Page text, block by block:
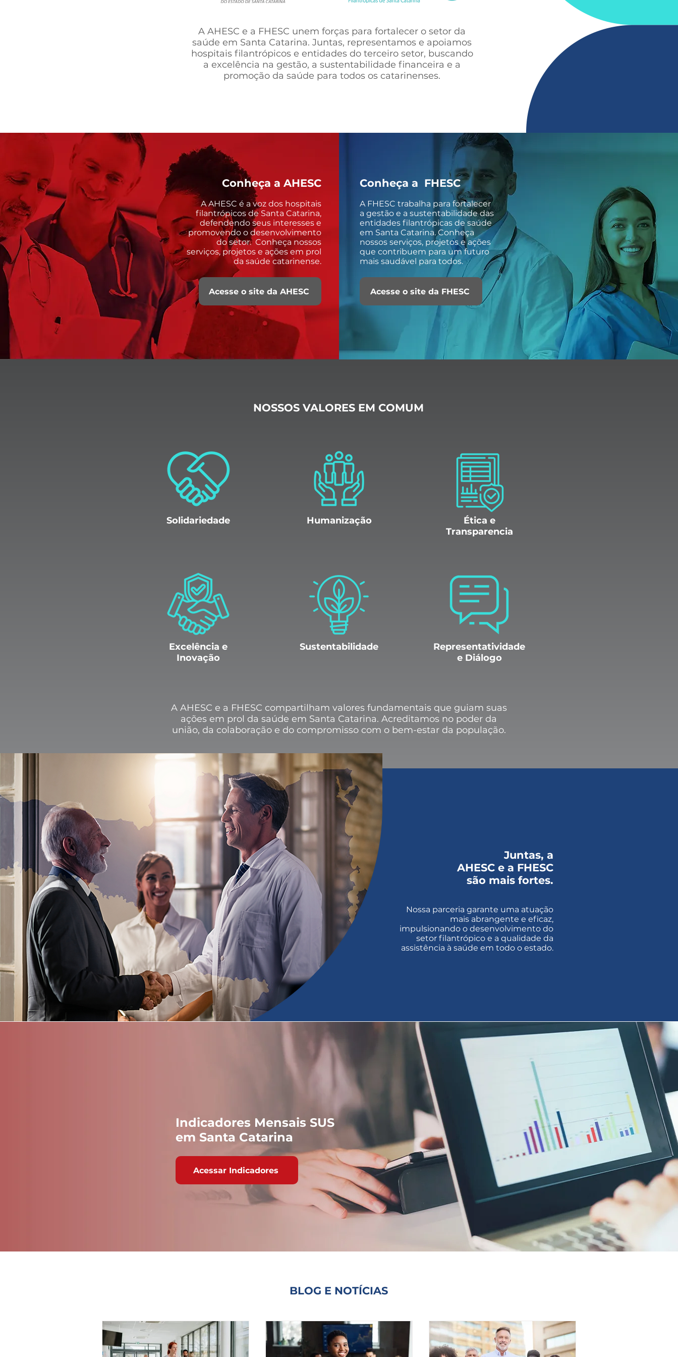
A AHESC e a FHESC unem forças para fortalecer o setor da
saúde em Santa Catarina. Juntas, representamos e apoiamos
hospitais filantrópicos e entidades do terceiro setor, buscando
a excelência na gestão, a sustentabilidade financeira e a
promoção da saúde para todos os catarinenses.
Conheça a AHESC
A AHESC é a voz dos hospitais
filantrópicos de Santa Catarina,
defendendo seus interesses e
promovendo o desenvolvimento
do setor. Conheça nossos
serviços, projetos e ações em prol
da saúde catarinense.
Acesse o site da AHESC
Conheça a FHESC
A FHESC trabalha para fortalecer
a gestão e a sustentabilidade das
entidades filantrópicas de saúde
em Santa Catarina. Conheça
nossos serviços, projetos e ações
que contribuem para um futuro
mais saudável para todos.
Acesse o site da FHESC
NOSSOS VALORES EM COMUM
Solidariedade
Excelência e
Inovação
Humanização
Sustentabilidade
Ética e
Transparencia
Representatividade
e Diálogo
A AHESC e a FHESC compartilham valores fundamentais que guiam suas
ações em prol da saúde em Santa Catarina. Acreditamos no poder da
união, da colaboração e do compromisso com o bem-estar da população.
Juntas, a
AHESC e a FHESC
são mais fortes.
Nossa parceria garante uma atuação
mais abrangente e eficaz,
impulsionando o desenvolvimento do
setor filantrópico e a qualidade da
assistência à saúde em todo o estado.
Indicadores Mensais SUS
em Santa Catarina
Acessar Indicadores
BLOG E NOTÍCIAS